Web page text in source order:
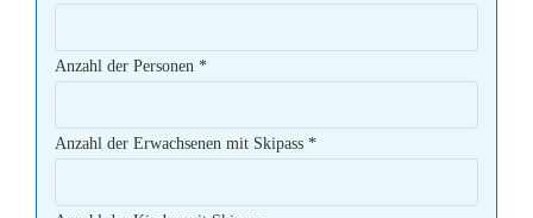
Anzahl der Personen *
Anzahl der Erwachsenen mit Skipass *